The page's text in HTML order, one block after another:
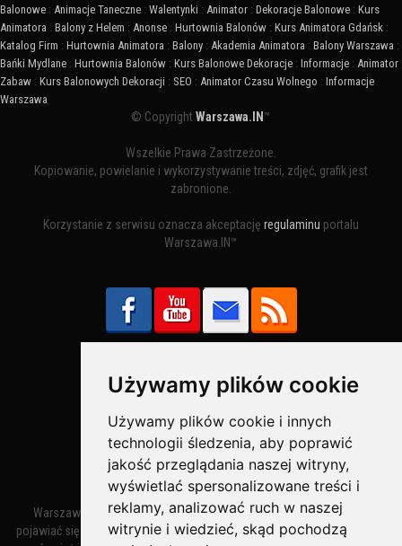
Używamy plików cookie
Używamy plików cookie i innych
technologii śledzenia, aby poprawić
jakość przeglądania naszej witryny,
wyświetlać spersonalizowane treści i
reklamy, analizować ruch w naszej
witrynie i wiedzieć, skąd pochodzą
Balonowe : Animacje Taneczne : Walentynki : Animator : Dekoracje Balonowe : Kurs
Animatora : Balony z Helem : Anonse : Hurtownia Balonów : Kurs Animatora Gdańsk :
Katalog Firm : Hurtownia Animatora : Balony : Akademia Animatora : Balony Warszawa :
Bańki Mydlane : Hurtownia Balonów : Kurs Balonowe Dekoracje : Informacje : Animator
Zabaw : Kurs Balonowych Dekoracji : SEO : Animator Czasu Wolnego : Informacje
Warszawa
© CopyrightWarszawa.IN ™
Wszelkie Prawa Zastrzeżone.
Kopiowanie, powielanie i wykorzystywanie treści, zdjęć, grafik jest
zabronione.
Korzystanie z serwisu oznacza akceptację regulaminu portalu
Warszawa.IN™
Bezpieczne Płatności obsługuje:
Warszawa – miasto stołeczne Warszawa. Nazwa miasta zaczęła
pojawiać się w dokumentach w XIV wieku jako Warszewa, a od XV wieku